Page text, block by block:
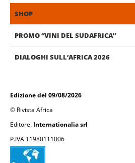
SHOP
PROMO “VINI DEL SUDAFRICA”
DIALOGHI SULL’AFRICA 2026
Edizione del 09/08/2026
© Rivista Africa
Editore: Internationalia srl
P.IVA 11980111006